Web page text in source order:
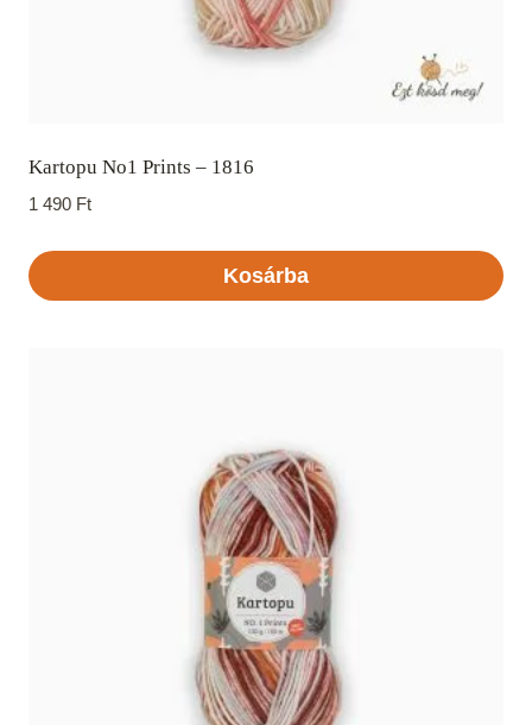
Kartopu No1 Prints – 1816
1 490 Ft
Kosárba